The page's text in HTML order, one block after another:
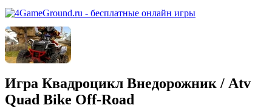
Игра Квадроцикл Внедорожник / Atv
Quad Bike Off-Road